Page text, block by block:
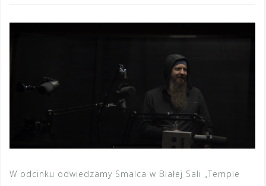
W odcinku odwiedzamy Smalca w Białej Sali „Temple